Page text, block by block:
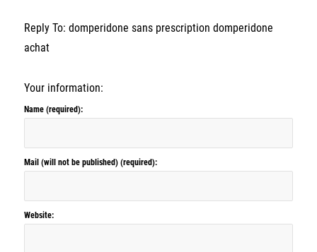
Reply To: domperidone sans prescription domperidone
achat
Your information:
Name (required):
Mail (will not be published) (required):
Website: